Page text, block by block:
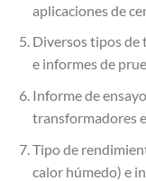
aplicaciones de
Diversos tipos de
e informes de
Informe de
transformadores
Tipo de
calor húmedo) e